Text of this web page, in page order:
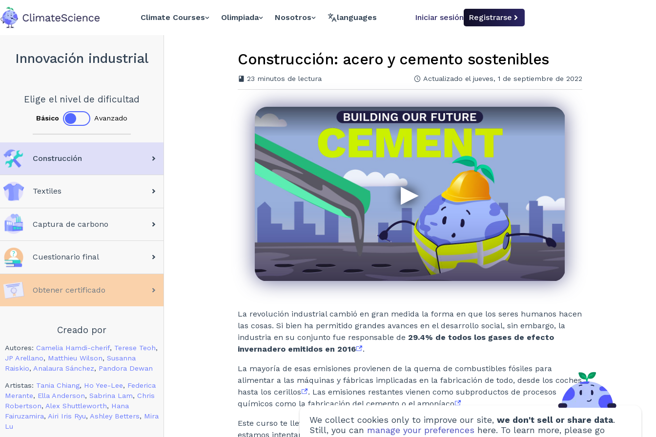
back to home Climate Courses Olimpiada Nosotros languages Iniciar sesión Registrarse
Innovación industrial
Elige el nivel de dificultad
Básico Avanzado
Construcción
Textiles
Captura de carbono
Cuestionario final
Obtener certificado
Creado por
Autores: Camelia Hamdi-cherif, Terese Teoh,
JP Arellano, Matthieu Wilson, Susanna
Raiskio, Analaura Sánchez, Pandora Dewan
Artistas: Tania Chiang, Ho Yee-Lee, Federica
Merante, Ella Anderson, Sabrina Lam, Chris
Robertson, Alex Shuttleworth, Hana
Fairuzamira, Airi Iris Ryu, Ashley Betters, Mira
Lu
Construcción: acero y cemento sostenibles
23 minutos de lectura Actualizado el jueves, 1 de septiembre de 2022
La revolución industrial cambió en gran medida la forma en que los seres humanos hacen
las cosas. Si bien ha permitido grandes avances en el desarrollo social, sin embargo, la
industria en su conjunto fue responsable de 29.4% de todos los gases de efecto
invernadero emitidos en 2016
.
La mayoría de esas emisiones provienen de la quema de combustibles fósiles para
alimentar a las máquinas y fábricas implicadas en la fabricación de todo, desde los coches
hasta los cerillos
. Las emisiones restantes vienen como subproductos de procesos
químicos como la fabricación del cemento o el amoníaco
Este curso te llevará a través de muchas de las formas nuevas e imaginativas en las que
estamos intentando hacer que la industria sea menos contaminante y más sostenible.
We collect cookies only to improve our site, we don't sell or share data.
Still, you can manage your preferences here. To learn more, please go